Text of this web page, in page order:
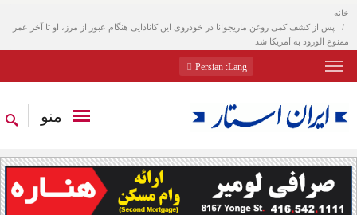
خانه
پس از کشف کمی روغن ماریجوانا در خودروی این کانادایی هنگام عبور از مرز، او تا آخر عمر
ممنوع الورود به آمریکا شد
Lang
: Persian
منو